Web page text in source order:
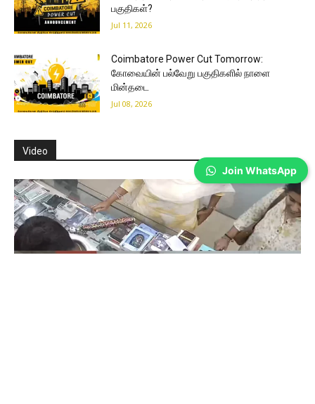
பகுதிகள்?
Jul 11, 2026
Coimbatore Power Cut Tomorrow:
கோவையின் பல்வேறு பகுதிகளில் நாளை
மின்தடை
Jul 08, 2026
Video
Join WhatsApp